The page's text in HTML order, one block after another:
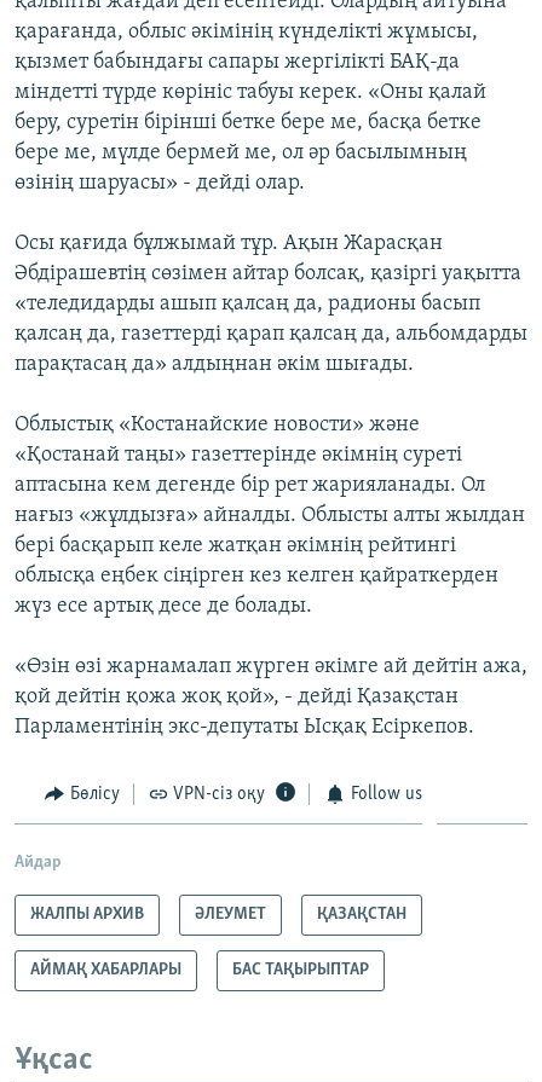
қарағанда, облыс әкімінің күнделікті жұмысы,
қызмет бабындағы сапары жергілікті БАҚ-да
міндетті түрде көрініс табуы керек. «Оны қалай
беру, суретін бірінші бетке бере ме, басқа бетке
бере ме, мүлде бермей ме, ол әр басылымның
өзінің шаруасы» - дейді олар.
Осы қағида бұлжымай тұр. Ақын Жарасқан
Әбдірашевтің сөзімен айтар болсақ, қазіргі уақытта
«теледидарды ашып қалсаң да, радионы басып
қалсаң да, газеттерді қарап қалсаң да, альбомдарды
парақтасаң да» алдыңнан әкім шығады.
Облыстық «Костанайские новости» және
«Қостанай таңы» газеттерінде әкімнің суреті
аптасына кем дегенде бір рет жарияланады. Ол
нағыз «жұлдызға» айналды. Облысты алты жылдан
бері басқарып келе жатқан әкімнің рейтингі
облысқа еңбек сіңірген кез келген қайраткерден
жүз есе артық десе де болады.
«Өзін өзі жарнамалап жүрген әкімге ай дейтін ажа,
қой дейтін қожа жоқ қой», - дейді Қазақстан
Парламентінің экс-депутаты Ысқақ Есіркепов.
Бөлісу VPN-сіз оқу Follow us
Айдар
ЖАЛПЫ АРХИВ ӘЛЕУМЕТ ҚАЗАҚСТАН
АЙМАҚ ХАБАРЛАРЫ БАС ТАҚЫРЫПТАР
Ұқсас